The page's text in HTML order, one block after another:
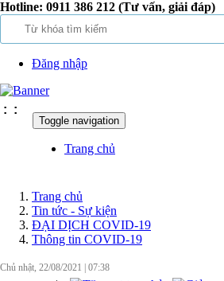
Hotline: 0911 386 212 (Tư vấn, giải đáp)
Đăng nhập
: :
Toggle navigation
Trang chủ
Trang chủ
Tin tức - Sự kiện
ĐẠI DỊCH COVID-19
Thông tin COVID-19
Chủ nhật, 22/08/2021
07:38